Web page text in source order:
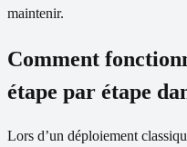
maintenir.
Comment
étape par étape
Lors d’un déploiement